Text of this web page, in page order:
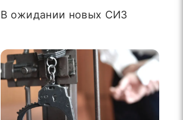
В ожидании новых СИЗ